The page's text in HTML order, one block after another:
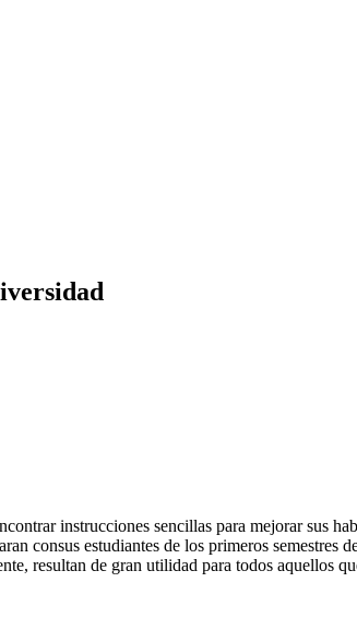
instrucciones sencillas para mejorar sus
consus estudiantes de los primeros semestres
resultan de gran utilidad para todos aquellos